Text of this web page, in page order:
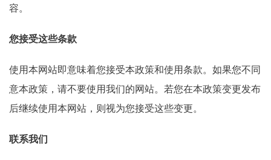
容。
您接受这些条款
使用本网站即意味着您接受本政策和使用条款。如果您不同
意本政策，请不要使用我们的网站。若您在本政策变更发布
后继续使用本网站，则视为您接受这些变更。
联系我们